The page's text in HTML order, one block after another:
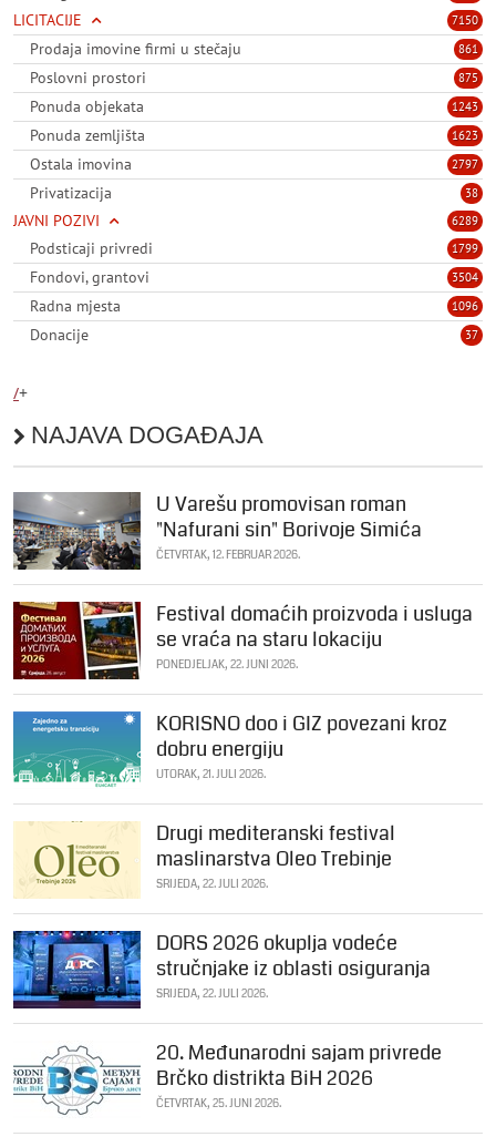
7150
LICITACIJE
861
Prodaja imovine firmi u stečaju
875
Poslovni prostori
1243
Ponuda objekata
1623
Ponuda zemljišta
2797
Ostala imovina
38
Privatizacija
6289
JAVNI POZIVI
1799
Podsticaji privredi
3504
Fondovi, grantovi
1096
Radna mjesta
37
Donacije
/+
NAJAVA DOGAĐAJA
U Varešu promovisan roman
"Nafurani sin" Borivoje Simića
ČETVRTAK, 12. FEBRUAR 2026.
Festival domaćih proizvoda i usluga
se vraća na staru lokaciju
PONEDJELJAK, 22. JUNI 2026.
KORISNO doo i GIZ povezani kroz
dobru energiju
UTORAK, 21. JULI 2026.
Drugi mediteranski festival
maslinarstva Oleo Trebinje
SRIJEDA, 22. JULI 2026.
DORS 2026 okuplja vodeće
stručnjake iz oblasti osiguranja
SRIJEDA, 22. JULI 2026.
20. Međunarodni sajam privrede
Brčko distrikta BiH 2026
ČETVRTAK, 25. JUNI 2026.